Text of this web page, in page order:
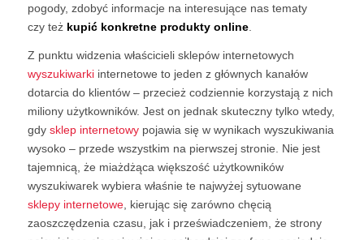
pogody, zdobyć informacje na interesujące nas tematy
czy też kupić konkretne produkty online.
Z punktu widzenia właścicieli sklepów internetowych
wyszukiwarkiinternetowe to jeden z głównych kanałów
dotarcia do klientów – przecież codziennie korzystają z nich
miliony użytkowników. Jest on jednak skuteczny tylko wtedy,
gdy sklep internetowypojawia się w wynikach wyszukiwania
wysoko – przede wszystkim na pierwszej stronie. Nie jest
tajemnicą, że miażdżąca większość użytkowników
wyszukiwarek wybiera właśnie te najwyżej sytuowane
sklepy internetowe, kierując się zarówno chęcią
zaoszczędzenia czasu, jak i przeświadczeniem, że strony